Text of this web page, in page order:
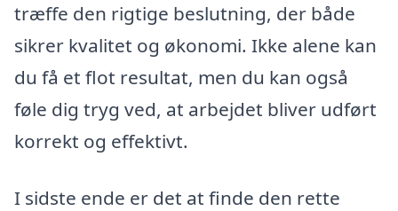
træffe den rigtige beslutning, der både
sikrer kvalitet og økonomi. Ikke alene kan
du få et flot resultat, men du kan også
føle dig tryg ved, at arbejdet bliver udført
korrekt og effektivt.
I sidste ende er det at finde den rette